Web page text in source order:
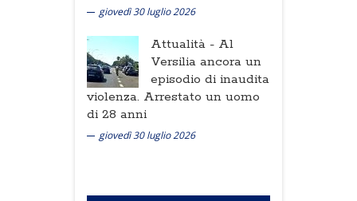
giovedì 30 luglio 2026
Attualità - Al
Versilia ancora un
episodio di inaudita
violenza. Arrestato un uomo
di 28 anni
giovedì 30 luglio 2026